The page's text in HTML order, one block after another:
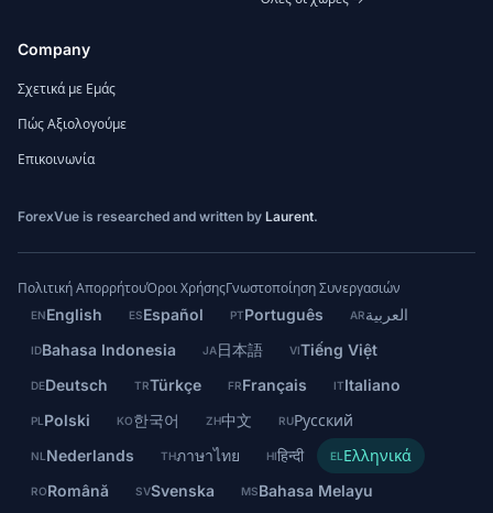
Company
Σχετικά με Εμάς
Πώς Αξιολογούμε
Επικοινωνία
ForexVue is researched and written by Laurent.
Πολιτική ΑπορρήτουΌροι ΧρήσηςΓνωστοποίηση Συνεργασιών
ENEnglish ESEspañol PTPortuguês ARالعربية
IDBahasa Indonesia JA日本語 VITiếng Việt
DEDeutsch TRTürkçe FRFrançais ITItaliano
PL Polski KO한국어 ZH中文 RUРусский
NL Nederlands THภาษาไทย HIहिन्दी EL Ελληνικά
RORomână SVSvenska MSBahasa Melayu